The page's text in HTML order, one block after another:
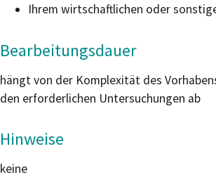
Ihrem wirtschaftlichen oder
Bearbeitungsdauer
hängt von der Komplexität des
den erforderlichen Untersuchungen ab
Hinweise
keine